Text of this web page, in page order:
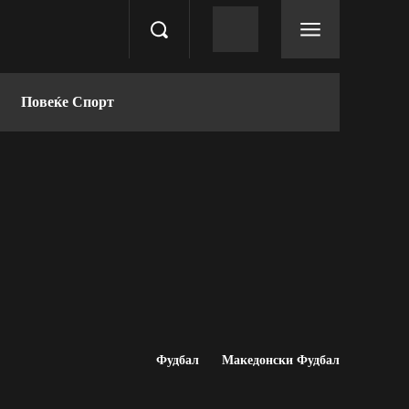
Повеќе Спорт
Фудбал Македонски Фудбал